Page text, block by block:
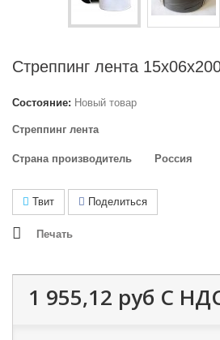
Стреппинг лента
Состояние: Новый товар
Стреппинг лента
Страна производитель Россия
Твит Поделиться
Печать
1 955,12 руб С